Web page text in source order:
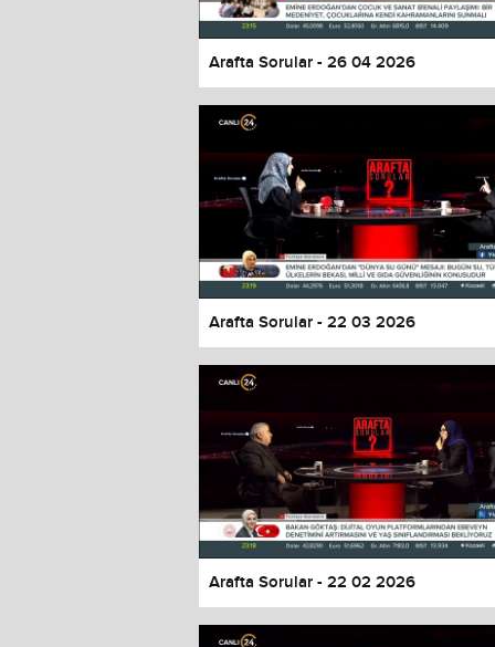
Arafta Sorular - 26 04 2026
Arafta Sorular - 22 03 2026
Arafta Sorular - 22 02 2026